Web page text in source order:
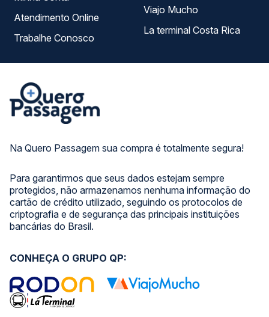
Na Quero Passagem sua compra é totalmente segura!
Para garantirmos que seus dados estejam sempre
protegidos, não armazenamos nenhuma informação do
cartão de crédito utilizado, seguindo os protocolos de
criptografia e de segurança das principais instituições
bancárias do Brasil.
Atendimento Online
Trabalhe Conosco
Viajo Mucho
La terminal Costa Rica
CONHEÇA O GRUPO QP: